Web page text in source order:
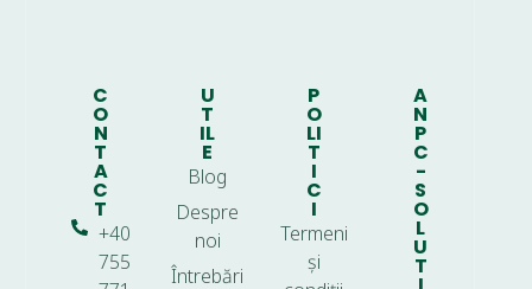
C
O
N
T
A
C
T
+40
755
U
T
IL
E
Blog
Despre
noi
Întrebări
P
O
LI
T
I
C
I
Termeni
și
A
N
P
C
-
S
O
L
U
T